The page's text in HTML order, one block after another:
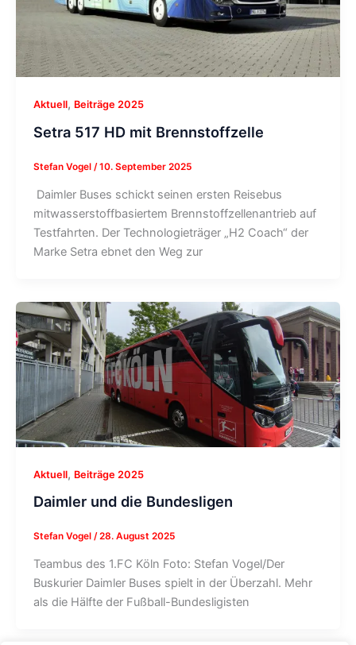
Aktuell, Beiträge 2025
Setra 517 HD mit Brennstoffzelle
Stefan Vogel /10. September 2025
Daimler Buses schickt seinen ersten Reisebus
mitwasserstoffbasiertem Brennstoffzellenantrieb auf
Testfahrten. Der Technologieträger „H2 Coach“ der
Marke Setra ebnet den Weg zur
Aktuell, Beiträge 2025
Daimler und die Bundesligen
Stefan Vogel /28. August 2025
Teambus des 1.FC Köln Foto: Stefan Vogel/Der
Buskurier Daimler Buses spielt in der Überzahl. Mehr
als die Hälfte der Fußball-Bundesligisten